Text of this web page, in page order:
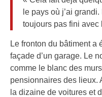
le pays où j’ai
toujours pas fini avec
Le fronton du bâtiment a
façade d’un garage. Le
comme le blanc des
pensionnaires des lieux.
la dizaine de voitures et